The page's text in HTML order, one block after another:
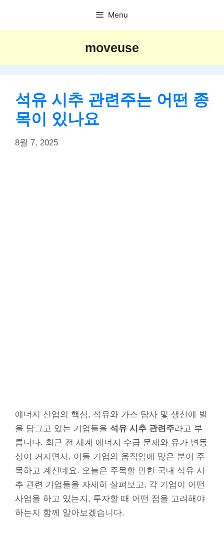
content
Menu
moveuse
석유 시추 관련주는 어떤 종
목이 있나요
8월 7, 2025
에너지 산업의 핵심, 석유와 가스 탐사 및 생산에 발
을 담그고 있는 기업들을 석유 시추 관련주라고 부
릅니다. 최근 전 세계 에너지 수급 문제와 유가 변동
성이 커지면서, 이들 기업의 움직임에 많은 분이 주
목하고 계신데요. 오늘은 주목할 만한 국내 석유 시
추 관련 기업들을 자세히 살펴보고, 각 기업이 어떤
사업을 하고 있는지, 투자할 때 어떤 점을 고려해야
하는지 함께 알아보겠습니다.